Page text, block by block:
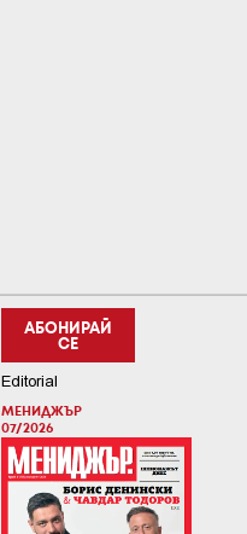
АБОНИРАЙ
СЕ
Editorial
МЕНИДЖЪР
07/2026